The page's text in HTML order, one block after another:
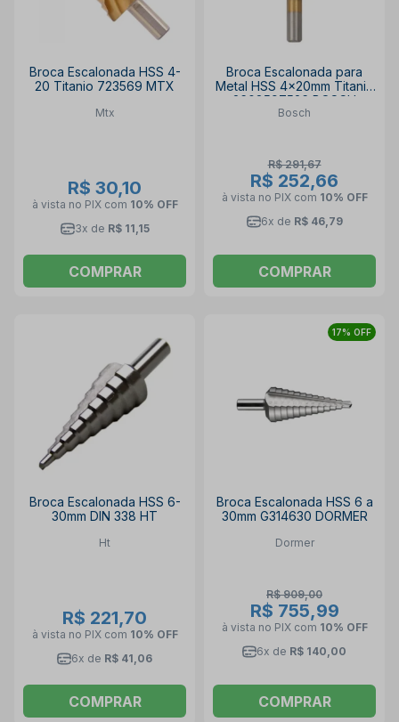
Broca Escalonada HSS 4-
20 Titanio 723569 MTX
Mtx
R$ 30,10
à vista no PIX com 10% OFF
3x de R$ 11,15
COMPRAR
Broca Escalonada para
Metal HSS 4x20mm Titanio
2608597526 BOSCH
Bosch
R$ 291,67
R$ 252,66
à vista no PIX com 10% OFF
6x de R$ 46,79
COMPRAR
Broca Escalonada HSS 6-
30mm DIN 338 HT
Ht
R$ 221,70
à vista no PIX com 10% OFF
6x de R$ 41,06
COMPRAR
17% OFF
Broca Escalonada HSS 6 a
30mm G314630 DORMER
Dormer
R$ 909,00
R$ 755,99
à vista no PIX com 10% OFF
6x de R$ 140,00
COMPRAR